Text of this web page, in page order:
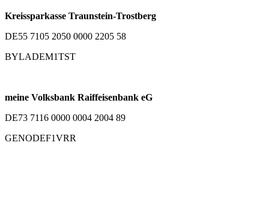
Kreissparkasse Traunstein-Trostberg
DE55 7105 2050 0000 2205 58
BYLADEM1TST
meine Volksbank Raiffeisenbank eG
DE73 7116 0000 0004 2004 89
GENODEF1VRR